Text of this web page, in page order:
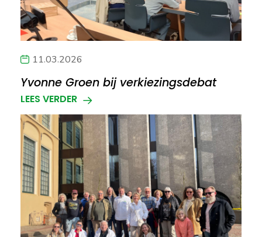
11.03.2026
Yvonne Groen bij verkiezingsdebat
LEES VERDER